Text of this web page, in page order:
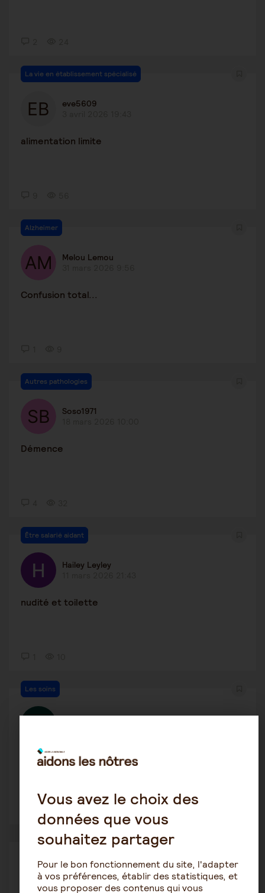
La vie en établissement spécialisé
eve5609
alimentation limite
Alzheimer
Melou Lemou
Confusion total...
Autres pathologies
Soso1971
Démence
Être salarié aidant
Hailey Leyley
nudité et toilette
Les soins
Vanille
Toilette
Parkinson
Neptuna
27 février 2026 17:57
Vous avez le choix des
données que vous
souhaitez partager
Pour le bon fonctionnement du site, l'adapter
à vos préférences, établir des statistiques, et
vous proposer des contenus qui vous